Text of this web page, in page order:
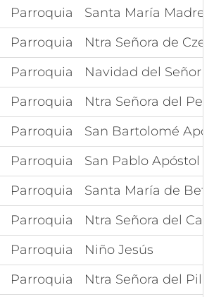
Parroquia
Santa María Madre
Parroquia
Ntra Señora de
Parroquia
Navidad del Señor
Parroquia
Ntra Señora del
Parroquia
San Bartolomé
Parroquia
San Pablo Apóstol
Parroquia
Santa María de
Parroquia
Ntra Señora del
Parroquia
Niño Jesús
Parroquia Ntra Señora del Pilar